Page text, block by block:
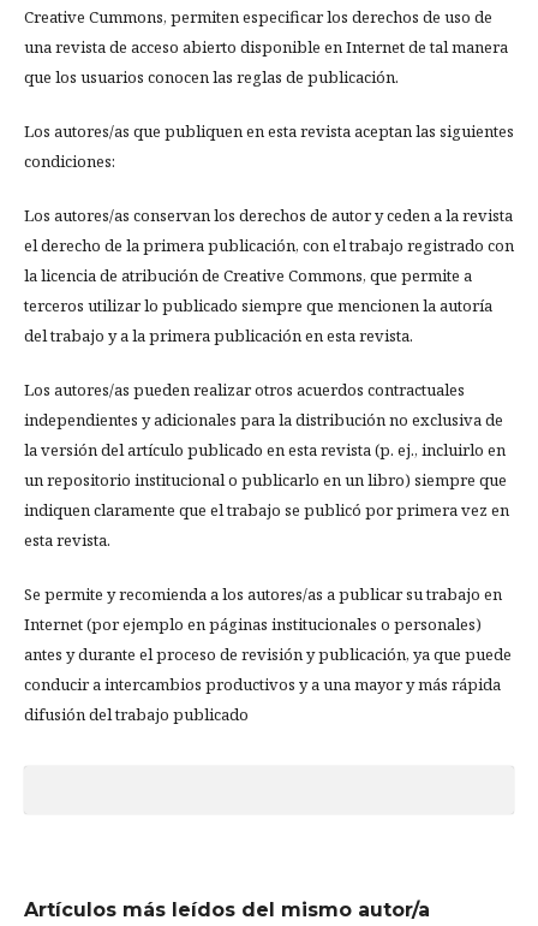
Creative Cummons, permiten especificar los derechos de uso de
una revista de acceso abierto disponible en Internet de tal manera
que los usuarios conocen las reglas de publicación.
Los autores/as que publiquen en esta revista aceptan las siguientes
condiciones:
Los autores/as conservan los derechos de autor y ceden a la revista
el derecho de la primera publicación, con el trabajo registrado con
la licencia de atribución de Creative Commons, que permite a
terceros utilizar lo publicado siempre que mencionen la autoría
del trabajo y a la primera publicación en esta revista.
Los autores/as pueden realizar otros acuerdos contractuales
independientes y adicionales para la distribución no exclusiva de
la versión del artículo publicado en esta revista (p. ej., incluirlo en
un repositorio institucional o publicarlo en un libro) siempre que
indiquen claramente que el trabajo se publicó por primera vez en
esta revista.
Se permite y recomienda a los autores/as a publicar su trabajo en
Internet (por ejemplo en páginas institucionales o personales)
antes y durante el proceso de revisión y publicación, ya que puede
conducir a intercambios productivos y a una mayor y más rápida
difusión del trabajo publicado
Artículos más leídos del mismo autor/a